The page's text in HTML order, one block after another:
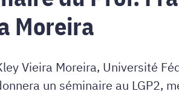
Moreira
Vieira Moreira, Université
un séminaire au LGP2,